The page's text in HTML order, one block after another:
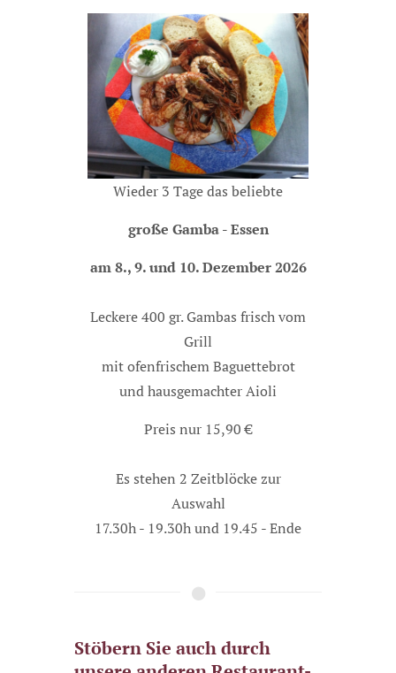
Wieder 3 Tage das beliebte
große Gamba - Essen
am 8., 9. und 10. Dezember 2026
Leckere 400 gr.Gambas frisch vom
Grill
mit ofenfrischem Baguettebrot
und hausgemachter Aioli
Preis nur 15,90 €
Es stehen 2 Zeitblöcke zur
Auswahl
17.30h - 19.30h und 19.45 - Ende
Stöbern Sie auch durch